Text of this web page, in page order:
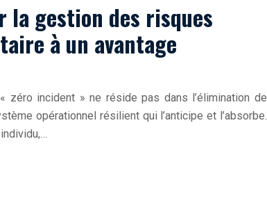
gestion des risques
à un avantage
zéro incident » ne réside pas dans l’élimination de
opérationnel résilient qui l’anticipe et l’absorbe.